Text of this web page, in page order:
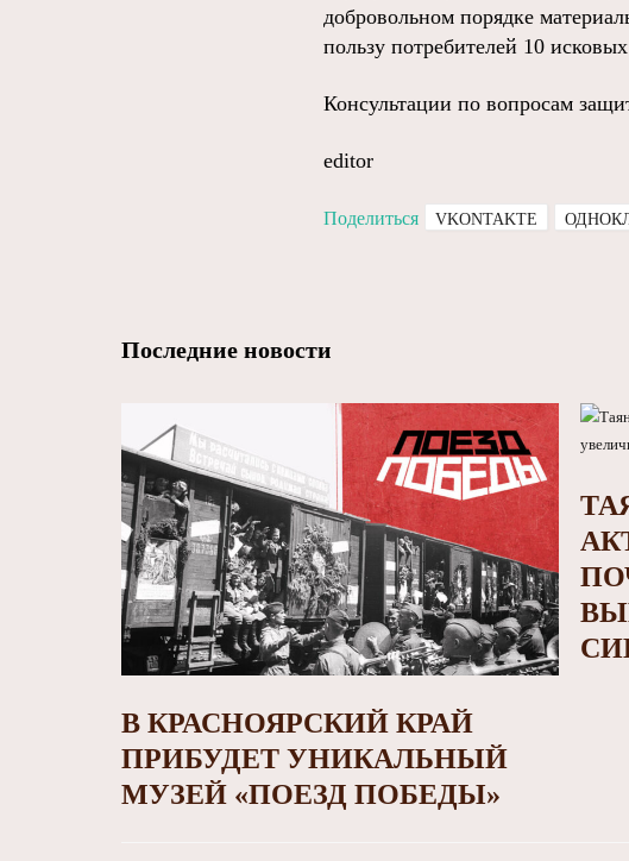
добровольном порядке
пользу потребителей 10
Консультации по вопросам
editor
Поделиться VKONTAKTE
Последние новости
В КРАСНОЯРСКИЙ КРАЙ
ПРИБУДЕТ УНИКАЛЬНЫЙ
МУЗЕЙ «ПОЕЗД ПОБЕДЫ»